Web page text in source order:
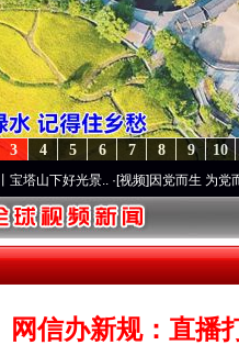
10
9
8
7
6
5
4
3
光景..·[视频]因党而生 为党而战——百
网信办新规：直播